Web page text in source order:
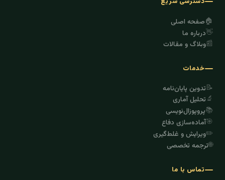
🏠صفحه اصلی
👋درباره ما
📰وبلاگ و مقالات
خدمات
📝تدوین پایان‌نامه
🔬تحلیل آماری
📚پروپوزال‌نویسی
🎯آماده‌سازی دفاع
✏️ویرایش و غلط‌گیری
🌐ترجمه تخصصی
تماس با ما